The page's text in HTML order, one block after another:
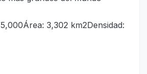
3,302 km2Densidad: